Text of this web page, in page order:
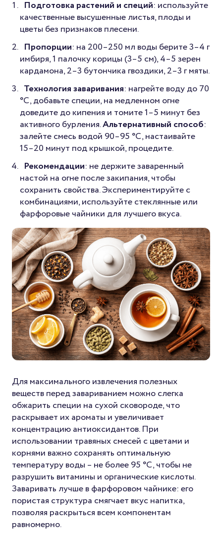
Подготовка растений и специй: используйте
качественные высушенные листья, плоды и
цветы без признаков плесени.
Пропорции: на 200–250 мл воды берите 3–4 г
имбиря, 1 палочку корицы (3–5 см), 4–5 зерен
кардамона, 2–3 бутончика гвоздики, 2–3 г мяты.
Технология заваривания: нагрейте воду до 70
°C, добавьте специи, на медленном огне
доведите до кипения и томите 1–5 минут без
активного бурления.Альтернативный способ:
залейте смесь водой 90–95 °C, настаивайте
15–20 минут под крышкой, процедите.
Рекомендации: не держите заваренный
настой на огне после закипания, чтобы
сохранить свойства. Экспериментируйте с
комбинациями, используйте стеклянные или
фарфоровые чайники для лучшего вкуса.
Для максимального извлечения полезных
веществ перед завариванием можно слегка
обжарить специи на сухой сковороде, что
раскрывает их ароматы и увеличивает
концентрацию антиоксидантов. При
использовании травяных смесей с цветами и
корнями важно сохранять оптимальную
температуру воды – не более 95 °C, чтобы не
разрушить витамины и органические кислоты.
Заваривать лучше в фарфоровом чайнике: его
пористая структура смягчает вкус напитка,
позволяя раскрыться всем компонентам
равномерно.